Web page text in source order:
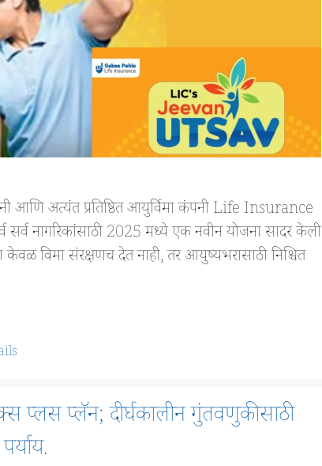
आणि अत्यंत प्रतिष्ठित आयुर्विमा कंपनी Life Insurance
नागरिकांसाठी 2025 मध्ये एक नवीन योजना सादर केली
विमा संरक्षणच देत नाही, तर आयुष्यभरासाठी निश्चित
प्लॅन; दीर्घकालीन गुंतवणुकीसाठी